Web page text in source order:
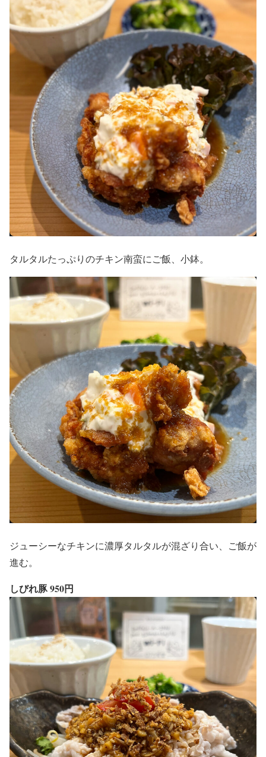
タルタルたっぷりのチキン南蛮にご飯、小鉢。
ジューシーなチキンに濃厚タルタルが混ざり合い、ご飯が
進む。
しびれ豚 950円